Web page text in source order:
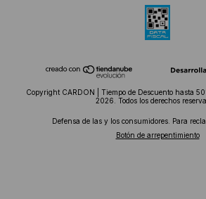
Copyright CARDON | Tiempo de Descuento hasta
2026. Todos los derechos
Defensa de las y los consumidores. Para
Botón de arrepentimiento